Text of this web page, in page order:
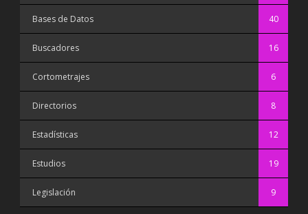
Bases de Datos 40
Buscadores 16
Cortometrajes 6
Directorios 8
Estadísticas 12
Estudios 19
Legislación 9